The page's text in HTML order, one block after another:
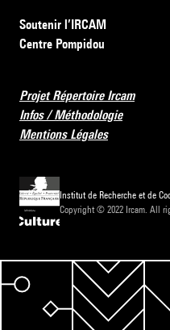
Soutenir l’IRCAM
Centre Pompidou
Projet Répertoire Ircam
Infos / Méthodologie
Mentions Légales
Institut de Recherche et de
Copyright © 2022 Ircam. All